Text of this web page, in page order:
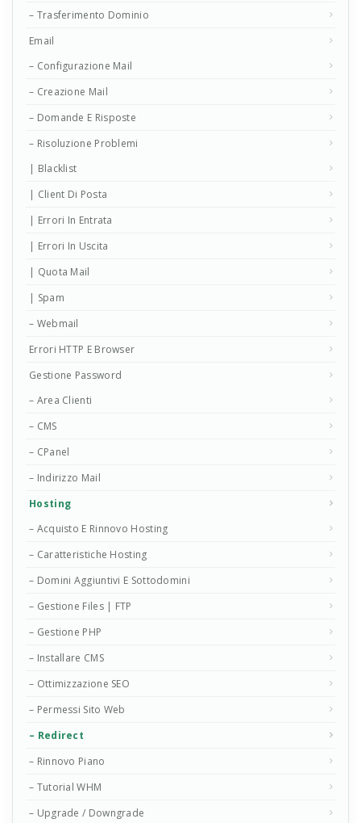
– Trasferimento Dominio
Email
– Configurazione Mail
– Creazione Mail
– Domande E Risposte
– Risoluzione Problemi
| Blacklist
| Client Di Posta
| Errori In Entrata
| Errori In Uscita
| Quota Mail
| Spam
– Webmail
Errori HTTP E Browser
Gestione Password
– Area Clienti
– CMS
– CPanel
– Indirizzo Mail
Hosting
– Acquisto E Rinnovo Hosting
– Caratteristiche Hosting
– Domini Aggiuntivi E Sottodomini
– Gestione Files | FTP
– Gestione PHP
– Installare CMS
– Ottimizzazione SEO
– Permessi Sito Web
– Redirect
– Rinnovo Piano
– Tutorial WHM
– Upgrade / Downgrade